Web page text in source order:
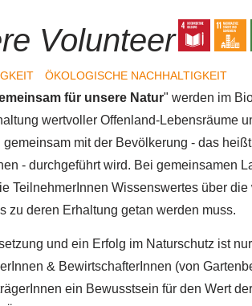
Volunteer
ÖKOLOGISCHE NACHHALTIGKEIT
für unsere Natur" werden im
wertvoller Offenland-Lebensräume
mit der Bevölkerung - das
- durchgeführt wird. Bei gemeinsamen
TeilnehmerInnen Wissenswertes über
zu deren Erhaltung getan werden muss.
und ein Erfolg im Naturschutz ist
& BewirtschafterInnen (von
ein Bewusstsein für den Wert